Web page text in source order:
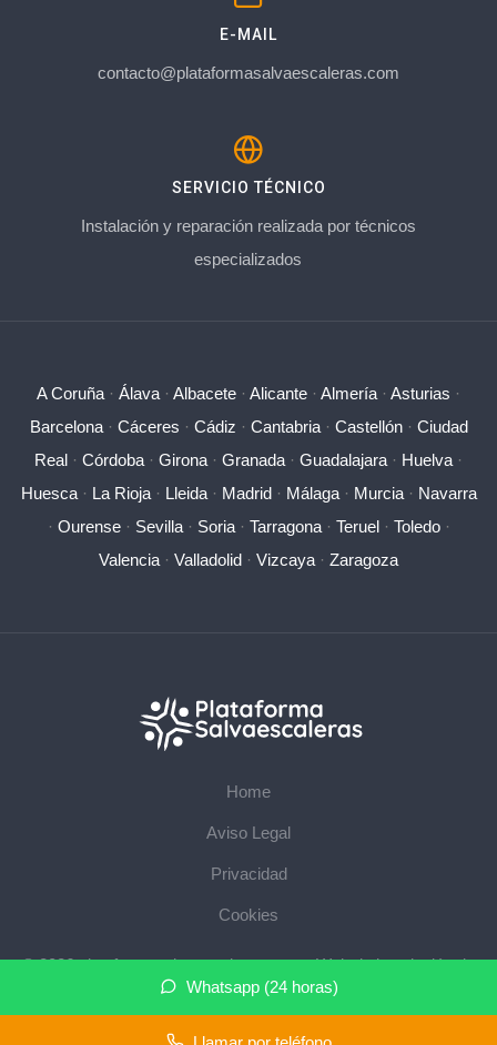
Whatsapp (24 horas)
E-MAIL
contacto@plataformasalvaescaleras.com
SERVICIO TÉCNICO
Instalación y reparación realizada por técnicos
especializados
A Coruña · Álava · Albacete · Alicante · Almería · Asturias ·
Barcelona· Cáceres · Cádiz · Cantabria· Castellón· Ciudad
Real · Córdoba · Girona · Granada · Guadalajara · Huelva ·
Huesca· La Rioja· Lleida· Madrid· Málaga· Murcia· Navarra
· Ourense· Sevilla· Soria· Tarragona· Teruel· Toledo·
Valencia · Valladolid · Vizcaya · Zaragoza
Home
Aviso Legal
Privacidad
Cookies
© 2026 plataformasalvaescaleras.com · Web de instalación de
salvaescaleras en su provincia ·Mapa del sitio